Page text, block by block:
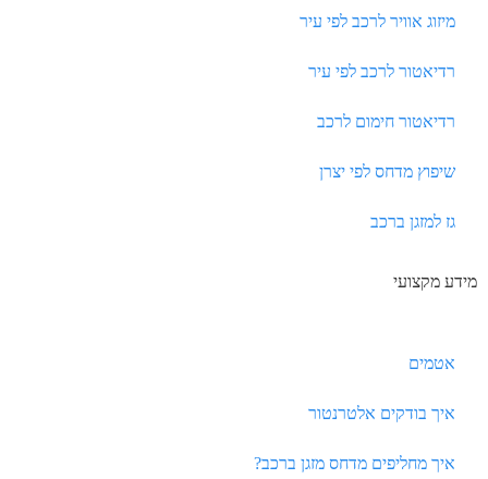
מיזוג אוויר לרכב לפי עיר
רדיאטור לרכב לפי עיר
רדיאטור חימום לרכב
שיפוץ מדחס לפי יצרן
גז למזגן ברכב
מידע מקצועי
אטמים
איך בודקים אלטרנטור
איך מחליפים מדחס מזגן ברכב?